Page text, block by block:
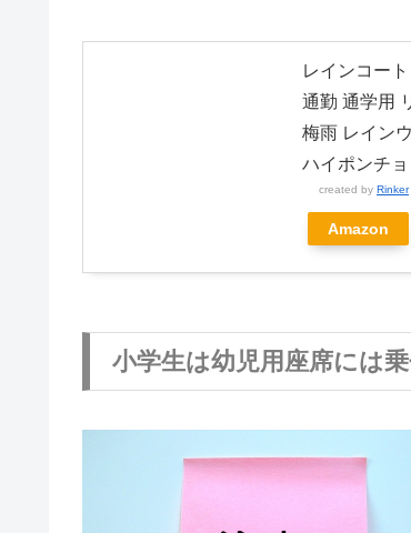
レインコー
通勤 通学用
梅雨 レイン
ハイポンチョ
created by Rinker
Amazon
小学生は幼児用座席には